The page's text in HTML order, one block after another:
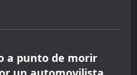
a punto de morir